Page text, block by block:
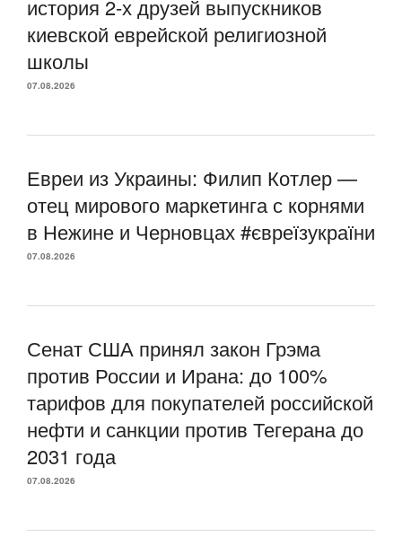
история 2-х друзей выпускников
киевской еврейской религиозной
школы
07.08.2026
Евреи из Украины: Филип Котлер —
отец мирового маркетинга с корнями
в Нежине и Черновцах #євреїзукраїни
07.08.2026
Сенат США принял закон Грэма
против России и Ирана: до 100%
тарифов для покупателей российской
нефти и санкции против Тегерана до
2031 года
07.08.2026